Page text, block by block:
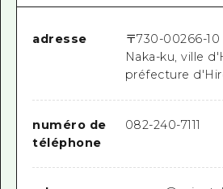
adresse 〒730-00266-
Naka-ku, ville
préfecture
numéro de
téléphone
082-240-7111